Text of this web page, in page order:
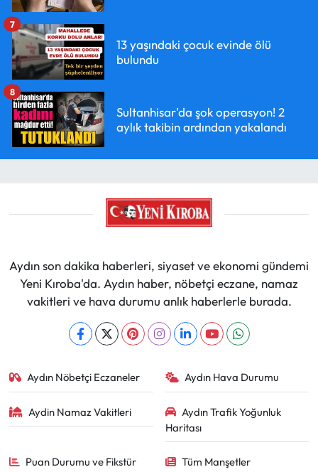
13 yaşındaki çocuk evinde ölü
bulundu
7
Sultanhisar'da şok operasyon! 2
aylık takibin ardından yakalandı
8
Aydın son dakika haberleri, siyaset ve ekonomi gündemi
Yeni Kıroba'da. Aydın haber, nöbetçi eczane, namaz
vakitleri ve hava durumu anlık haberlerle burada.
Aydın Nöbetçi Eczaneler Aydın Hava Durumu
Aydin Namaz Vakitleri
Aydın Trafik Yoğunluk
Haritası
Puan Durumu ve Fikstür Tüm Manşetler